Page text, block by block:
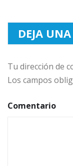
DEJA
Tu dirección de
Los campos
Comentario